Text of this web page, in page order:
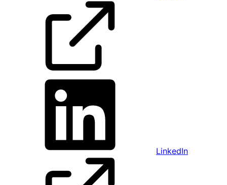
LinkedIn